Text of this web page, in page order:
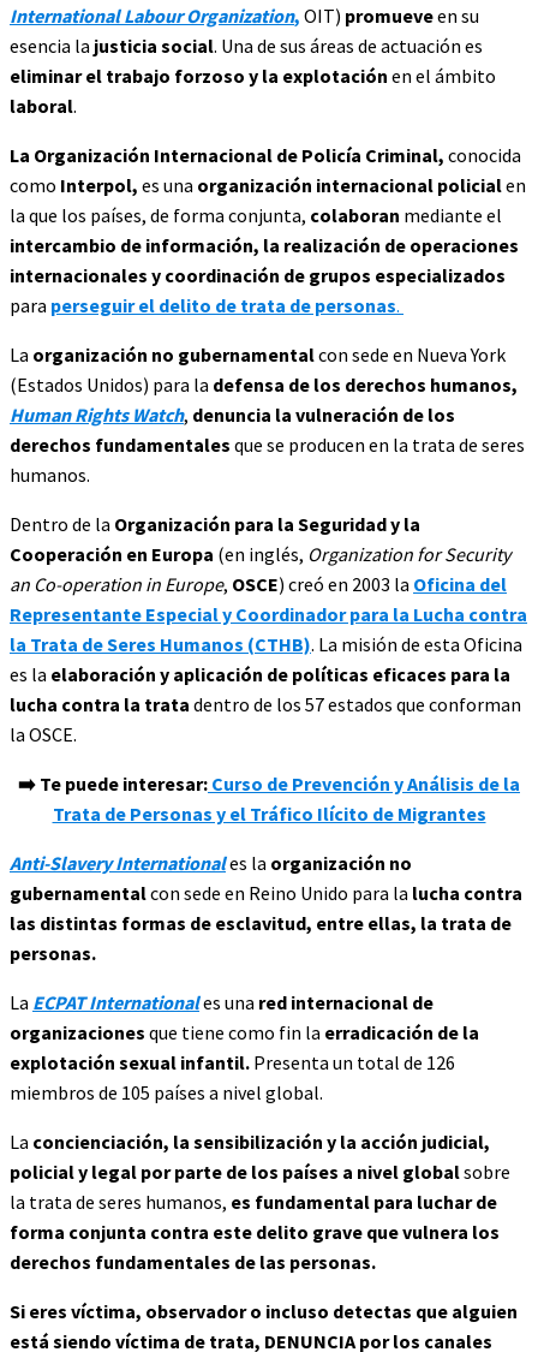
International Labour Organization, OIT) promueveen su
esencia la justicia social. Una de sus áreas de actuación es
eliminar el trabajo forzoso y la explotación en el ámbito
laboral.
La Organización Internacional de Policía Criminal, conocida
como Interpol, es una organización internacional policialen
la que los países, de forma conjunta, colaboran mediante el
intercambio de información, la realización de operaciones
internacionales y coordinación de grupos especializados
para perseguir el delito de trata de personas.
La organización no gubernamentalcon sede en Nueva York
(Estados Unidos) para la defensa de los derechos humanos,
Human Rights Watch, denuncia la vulneración de los
derechos fundamentales que se producen en la trata de seres
humanos.
Dentro de la Organización para la Seguridad y la
Cooperación en Europa (en inglés, Organization for Security
an Co-operation in Europe, OSCE) creó en 2003 la Oficina del
Representante Especial y Coordinador para la Lucha contra
la Trata de Seres Humanos (CTHB). La misión de esta Oficina
es la elaboración y aplicación de políticas eficaces para la
lucha contra la trata dentro de los 57 estados que conforman
la OSCE.
➡️ Te puede interesar: Curso de Prevención y Análisis de la
Trata de Personas y el Tráfico Ilícito de Migrantes
Anti-Slavery Internationales la organización no
gubernamentalcon sede en Reino Unido para la lucha contra
las distintas formas de esclavitud, entre ellas, la trata de
personas.
La ECPAT Internationales una red internacional de
organizaciones que tiene como fin la erradicación de la
explotación sexual infantil. Presenta un total de 126
miembros de 105 países a nivel global.
La concienciación, la sensibilización y la acción judicial,
policial y legal por parte de los países a nivel globalsobre
la trata de seres humanos, es fundamental para luchar de
forma conjunta contra este delito grave que vulnera los
derechos fundamentales de las personas.
Si eres víctima, observador o incluso detectas que alguien
está siendo víctima de trata, DENUNCIApor los canales